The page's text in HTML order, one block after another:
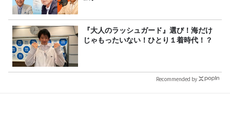
『大人のラッシュガード』選び！海だけ
じゃもったいない！ひとり１着時代！？
Recommended by